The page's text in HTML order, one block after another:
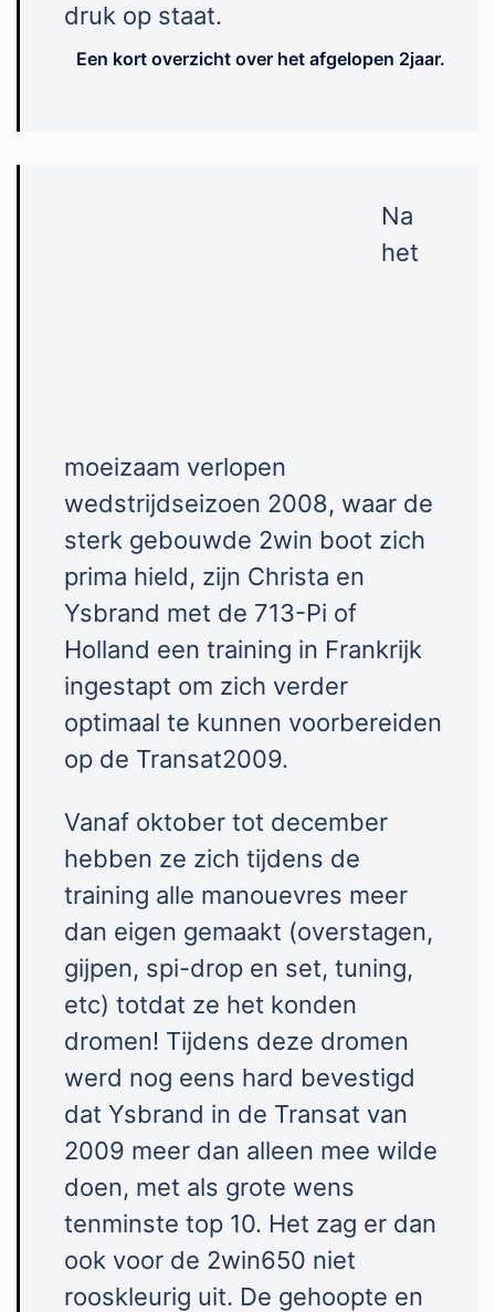
druk op staat.
Een kort overzicht over het afgelopen 2jaar.
Na
het
moeizaam verlopen
wedstrijdseizoen 2008, waar de
sterk gebouwde 2win boot zich
prima hield, zijn Christa en
Ysbrand met de 713-Pi of
Holland een training in Frankrijk
ingestapt om zich verder
optimaal te kunnen voorbereiden
op de Transat2009.
Vanaf oktober tot december
hebben ze zich tijdens de
training alle manouevres meer
dan eigen gemaakt (overstagen,
gijpen, spi-drop en set, tuning,
etc) totdat ze het konden
dromen! Tijdens deze dromen
werd nog eens hard bevestigd
dat Ysbrand in de Transat van
2009 meer dan alleen mee wilde
doen, met als grote wens
tenminste top 10. Het zag er dan
ook voor de 2win650 niet
rooskleurig uit. De gehoopte en